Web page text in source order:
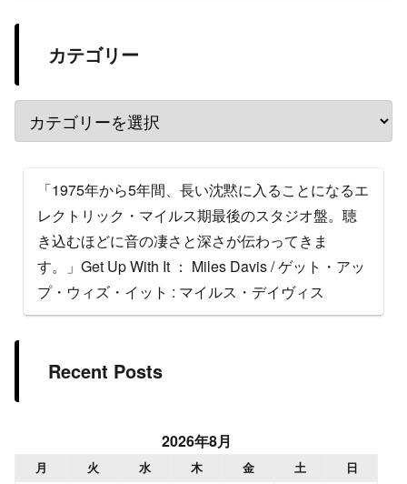
カテゴリー
「1975年から5年間、長い沈黙に入ることになるエ
レクトリック・マイルス期最後のスタジオ盤。聴
き込むほどに音の凄さと深さが伝わってきま
す。」Get Up With It ： Miles Davis / ゲット・アッ
プ・ウィズ・イット : マイルス・デイヴィス
Recent Posts
2026年8月
月 火 水 木 金 土 日